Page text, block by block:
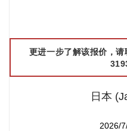
更进一步了解该报价，
日本
2026/